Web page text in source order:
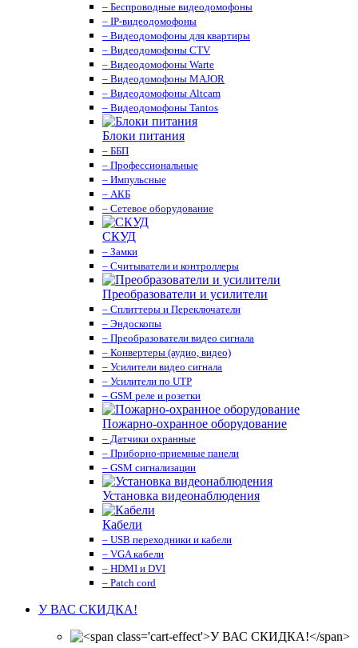
– Беспроводные видеодомофоны
– IP-видеодомофоны
– Видеодомофоны для квартиры
– Видеодомофоны CTV
– Видеодомофоны Warte
– Видеодомофоны MAJOR
– Видеодомофоны Altcam
– Видеодомофоны Tantos
Блоки питания
– ББП
– Профессиональные
– Импульсные
– АКБ
– Сетевое оборудование
СКУД
– Замки
– Считыватели и контроллеры
Преобразователи и усилители
– Сплиттеры и Переключатели
– Эндоскопы
– Преобразователи видео сигнала
– Конвертеры (аудио, видео)
– Усилители видео сигнала
– Усилители по UTP
– GSM реле и розетки
Пожарно-охранное оборудование
– Датчики охранные
– Приборно-приемные панели
– GSM сигнализации
Установка видеонаблюдения
Кабели
– USB переходники и кабели
– VGA кабели
– HDMI и DVI
– Patch cord
У ВАС СКИДКА!